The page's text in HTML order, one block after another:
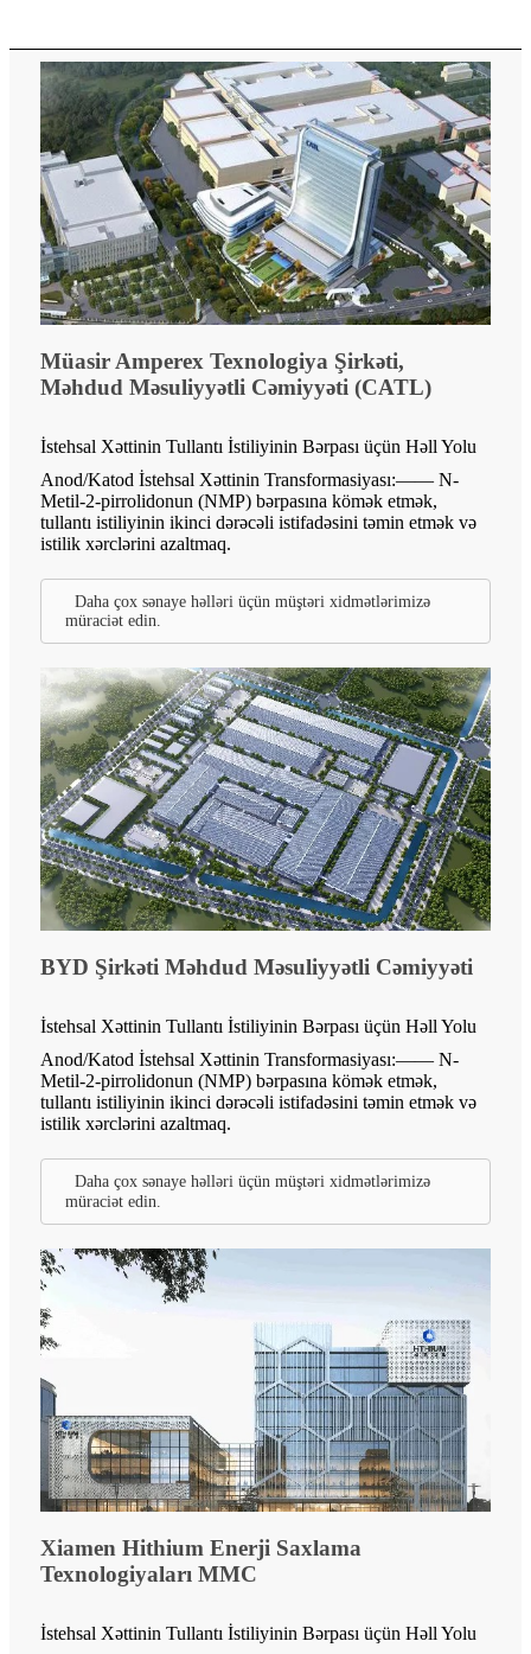
Müasir Amperex Texnologiya Şirkəti,
Məhdud Məsuliyyətli Cəmiyyəti (CATL)
İstehsal Xəttinin Tullantı İstiliyinin Bərpası üçün Həll Yolu
Anod/Katod İstehsal Xəttinin Transformasiyası:—— N-
Metil-2-pirrolidonun (NMP) bərpasına kömək etmək,
tullantı istiliyinin ikinci dərəcəli istifadəsini təmin etmək və
istilik xərclərini azaltmaq.
Daha çox sənaye həlləri üçün müştəri xidmətlərimizə
müraciət edin.
BYD Şirkəti Məhdud Məsuliyyətli Cəmiyyəti
İstehsal Xəttinin Tullantı İstiliyinin Bərpası üçün Həll Yolu
Anod/Katod İstehsal Xəttinin Transformasiyası:—— N-
Metil-2-pirrolidonun (NMP) bərpasına kömək etmək,
tullantı istiliyinin ikinci dərəcəli istifadəsini təmin etmək və
istilik xərclərini azaltmaq.
Daha çox sənaye həlləri üçün müştəri xidmətlərimizə
müraciət edin.
Xiamen Hithium Enerji Saxlama
Texnologiyaları MMC
İstehsal Xəttinin Tullantı İstiliyinin Bərpası üçün Həll Yolu